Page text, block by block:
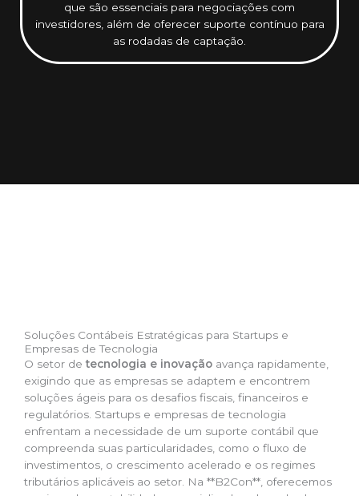
que são essenciais para negociações com
investidores, além de oferecer suporte contínuo para
as rodadas de captação.
Soluções Contábeis Estratégicas para Startups e
Empresas de Tecnologia
O setor detecnologia e inovação avança rapidamente,
exigindo que as empresas se adaptem e encontrem
soluções ágeis para os desafios fiscais, financeiros e
regulatórios. Startups e empresas de tecnologia
enfrentam a necessidade de um suporte contábil que
compreenda suas particularidades, como o fluxo de
investimentos, o crescimento acelerado e os regimes
tributários aplicáveis ao setor. Na **B2Con**, oferecemos